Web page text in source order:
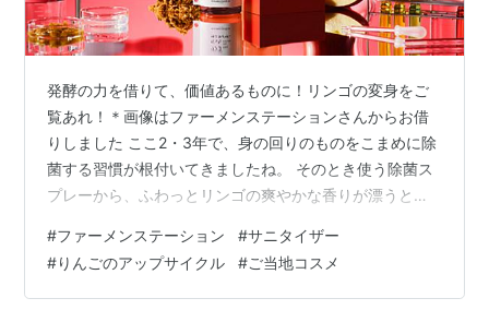
発酵の力を借りて、価値あるものに！リンゴの変身をご
覧あれ！＊画像はファーメンステーションさんからお借
りしました ここ2・3年で、身の回りのものをこまめに除
菌する習慣が根付いてきましたね。 そのとき使う除菌ス
プレーから、ふわっとリンゴの爽やかな香りが漂うと、
せんか？ しかも、それはリンゴジュースの搾りかすを発
酵の力で生まれ変わらせたものなのです。 以前、ご当地
コスメブログでご紹介したファーメンステーションさ
#ファーメンステーション #サニタイザー
#りんごのアップサイクル #ご当地コスメ